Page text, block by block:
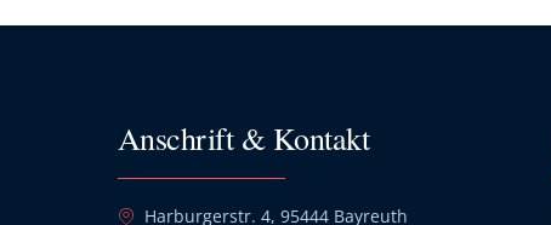
Anschrift & Kontakt
Harburgerstr. 4, 95444 Bayreuth